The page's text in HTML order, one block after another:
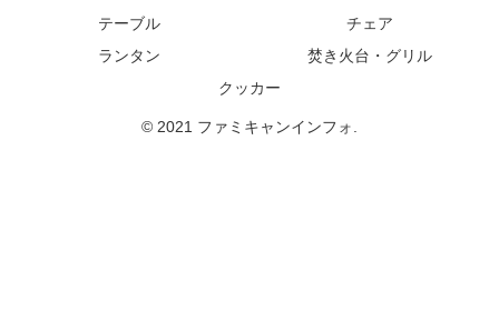
テーブル
チェア
ランタン
焚き火台・グリル
クッカー
© 2021 ファミキャンインフォ.